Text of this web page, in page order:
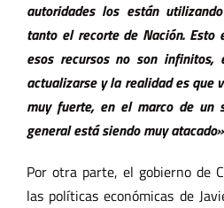
autoridades los están
tanto el recorte de Nación. Esto
esos recursos no son infinitos,
actualizarse y la realidad es que
muy fuerte, en el marco de un
general está siendo muy
Por otra parte, el gobierno de
las políticas económicas de